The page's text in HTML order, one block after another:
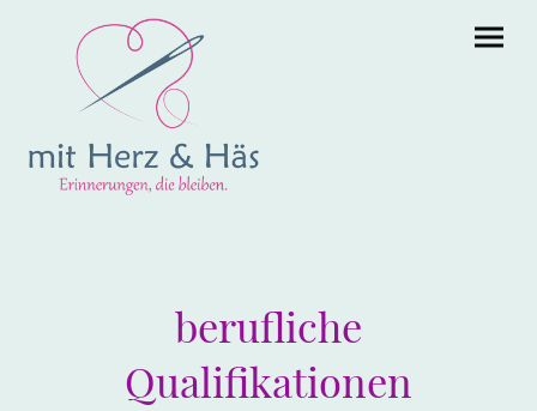
berufliche
Qualifikationen